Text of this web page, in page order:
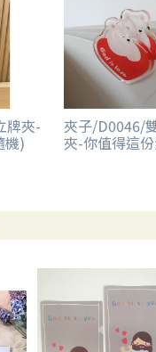
牌夾-
機)
夾子/D0046/
夾-你值得這